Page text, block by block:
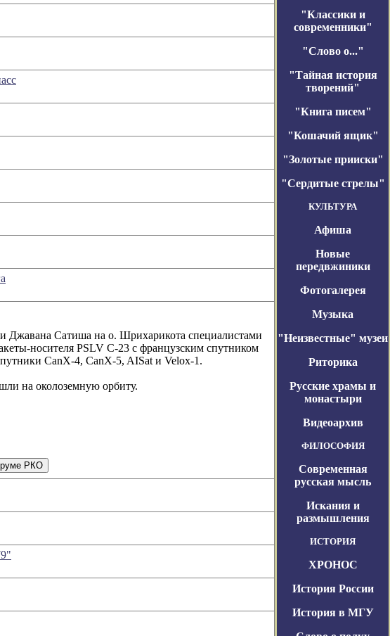
Джавана Сатиша на о. Шрихарикота специалистами
носителя PSLV C-23 с французским спутником
CanX-4, CanX-5, AISat и Velox-1.
на околоземную орбиту.
"Классики и
современники"
"Слово о..."
"Тайная история
творений"
"Книга писем"
"Кошачий ящик"
"Золотые прииски"
"Сердитые стрелы"
КУЛЬТУРА
Афиша
Новые
передвжиники
Фотогалерея
Музыка
"Неизвестные" музеи
Риторика
Русские храмы и
монастыри
Видеоархив
ФИЛОСОФИЯ
Современная
русская мысль
Искания и
размышления
ИСТОРИЯ
ХРОНОС
История России
История в МГУ